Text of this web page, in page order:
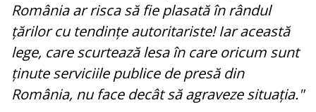
România ar risca să fie plasată în rândul
țărilor cu tendințe autoritariste! Iar această
lege, care scurtează lesa în care oricum sunt
ținute serviciile publice de presă din
România, nu face decât să agraveze situația."